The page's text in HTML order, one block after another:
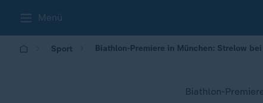
Menü
Sport Biathlon-Premiere in München: Strelow
Biathlon-